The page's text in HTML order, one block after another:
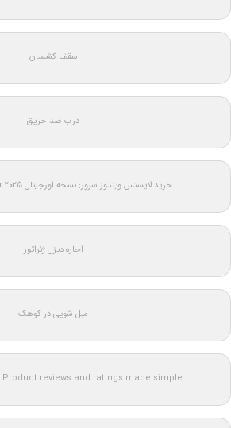
سقف کشسان
درب ضد حریق
خرید لایسنس ویندوز سرور: نسخه اورجینال Windows Server 2025
اجاره دیزل ژنراتور
مبل شویی در کوهک
Product reviews and ratings made simple